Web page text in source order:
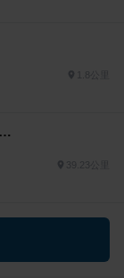
小琉球雀爾思燒肉Cheers Beer & Barbecue